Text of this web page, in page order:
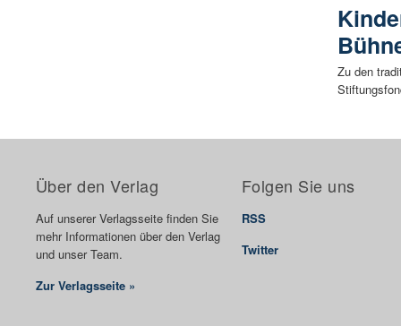
Zu den
Über den Verlag
Auf unserer Verlagsseite finden Sie
mehr Informationen über den Verlag
und unser Team.
Zur Verlagsseite »
Folgen Sie uns
RSS
Twitter